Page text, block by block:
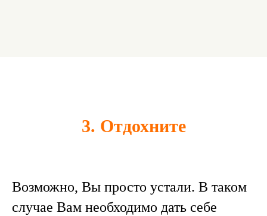
3. Отдохните
Возможно, Вы просто устали. В таком
случае Вам необходимо дать себе